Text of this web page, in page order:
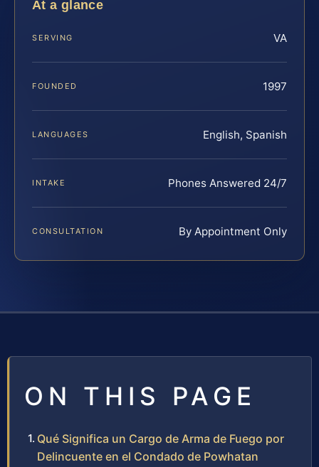
At a glance
SERVING VA
FOUNDED 1997
LANGUAGES English, Spanish
INTAKE Phones Answered 24/7
CONSULTATION By Appointment Only
ON THIS PAGE
Qué Significa un Cargo de Arma de Fuego por
Delincuente en el Condado de Powhatan